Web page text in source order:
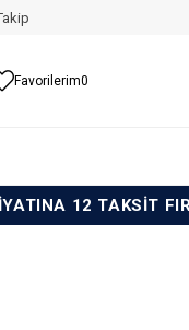
Favorilerim0
12 TAKSİT